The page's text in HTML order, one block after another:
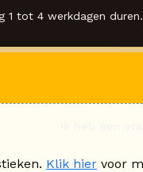
1 tot 4 werkdagen
Klik hier voor